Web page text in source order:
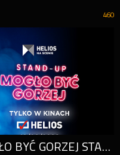
460
GRZEGORZ DOLNIAK "MOGŁO BYĆ GORZEJ STAND UP - HELIOS NA SCENIE